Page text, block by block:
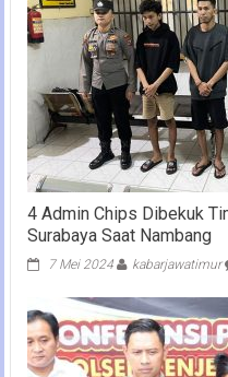
4 Admin Chips Dibekuk
Surabaya Saat Nambang
7 Mei 2024 kabarjawatimur